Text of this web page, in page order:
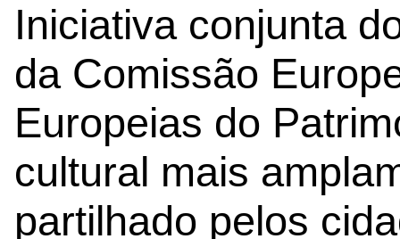
Iniciativa conjunta
da Comissão
Europeias do
cultural mais
partilhado pelos